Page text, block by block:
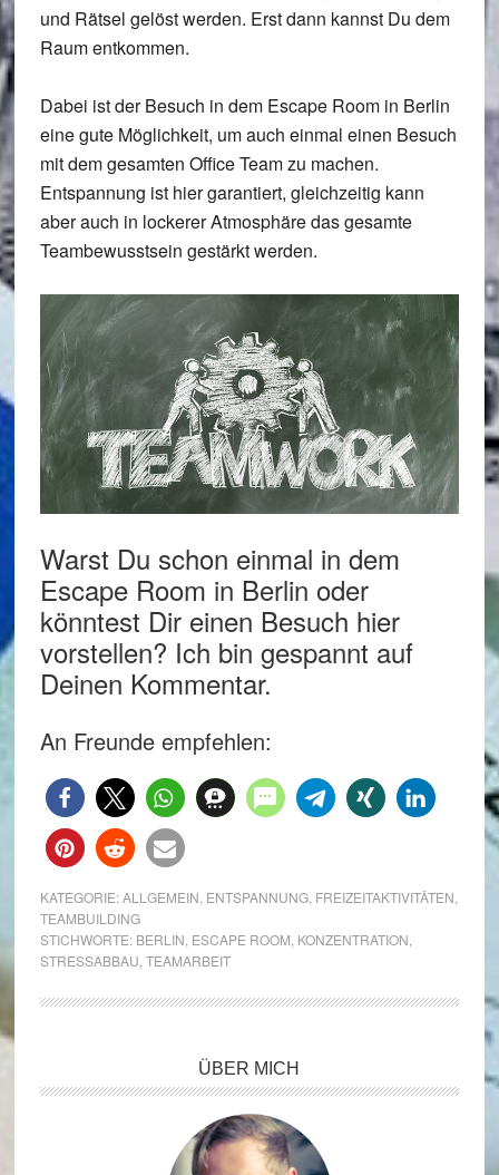
und Rätsel gelöst werden. Erst dann kannst Du dem
Raum entkommen.
Dabei ist der Besuch in dem Escape Room in Berlin
eine gute Möglichkeit, um auch einmal einen Besuch
mit dem gesamten Office Team zu machen.
Entspannung ist hier garantiert, gleichzeitig kann
aber auch in lockerer Atmosphäre das gesamte
Teambewusstsein gestärkt werden.
Warst Du schon einmal in dem
Escape Room in Berlin oder
könntest Dir einen Besuch hier
vorstellen? Ich bin gespannt auf
Deinen Kommentar.
An Freunde empfehlen:
KATEGORIE:ALLGEMEIN, ENTSPANNUNG, FREIZEITAKTIVITÄTEN,
TEAMBUILDING
STICHWORTE: BERLIN, ESCAPE ROOM, KONZENTRATION,
STRESSABBAU,TEAMARBEIT
ÜBER MICH